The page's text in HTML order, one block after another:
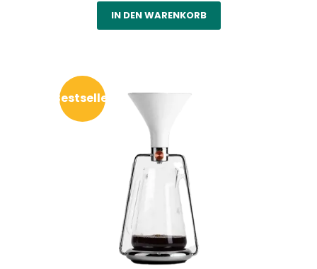
IN DEN WARENKORB
Bestseller